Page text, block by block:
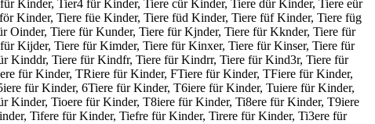
Kinder, Tier4 für Kinder, Tiere cür Kinder, Tiere dür Kinder, Tiere eür
Kinder, Tiere füe Kinder, Tiere füd Kinder, Tiere füf Kinder, Tiere füg
Tiere für Kunder, Tiere für Kjnder, Tiere für Kknder, Tiere für
Kijder, Tiere für Kimder, Tiere für Kinxer, Tiere für Kinser, Tiere für
Kinddr, Tiere für Kindfr, Tiere für Kindrr, Tiere für Kind3r, Tiere für
für Kinder, TRiere für Kinder, FTiere für Kinder, TFiere für Kinder,
für Kinder, 6Tiere für Kinder, T6iere für Kinder, Tuiere für Kinder,
Tioere für Kinder, T8iere für Kinder, Ti8ere für Kinder, T9iere
Tifere für Kinder, Tiefre für Kinder, Tirere für Kinder, Ti3ere für